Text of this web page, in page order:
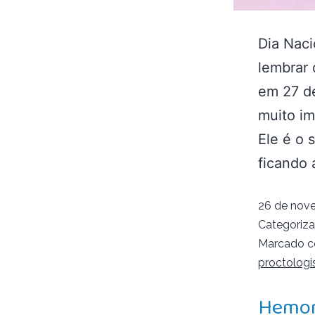
Dia
lembrar
em 27
muito
Ele é o
ficando
26 de
Marcado